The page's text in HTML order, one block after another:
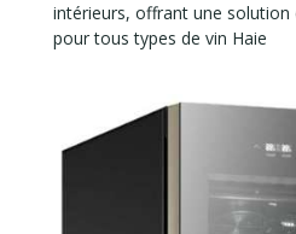
intérieurs, offrant une
pour tous types de vin Haie